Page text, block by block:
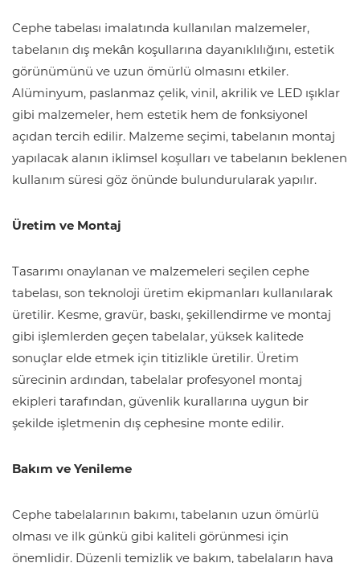
Cephe tabelası imalatında kullanılan malzemeler,
tabelanın dış mekân koşullarına dayanıklılığını, estetik
görünümünü ve uzun ömürlü olmasını etkiler.
Alüminyum, paslanmaz çelik, vinil, akrilik ve LED ışıklar
gibi malzemeler, hem estetik hem de fonksiyonel
açıdan tercih edilir. Malzeme seçimi, tabelanın montaj
yapılacak alanın iklimsel koşulları ve tabelanın beklenen
kullanım süresi göz önünde bulundurularak yapılır.
Üretim ve Montaj
Tasarımı onaylanan ve malzemeleri seçilen cephe
tabelası, son teknoloji üretim ekipmanları kullanılarak
üretilir. Kesme, gravür, baskı, şekillendirme ve montaj
gibi işlemlerden geçen tabelalar, yüksek kalitede
sonuçlar elde etmek için titizlikle üretilir. Üretim
sürecinin ardından, tabelalar profesyonel montaj
ekipleri tarafından, güvenlik kurallarına uygun bir
şekilde işletmenin dış cephesine monte edilir.
Bakım ve Yenileme
Cephe tabelalarının bakımı, tabelanın uzun ömürlü
olması ve ilk günkü gibi kaliteli görünmesi için
önemlidir. Düzenli temizlik ve bakım, tabelaların hava